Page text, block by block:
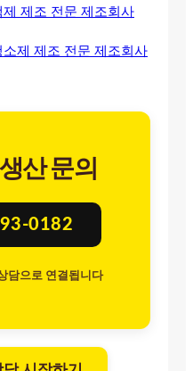
제조 전문 제조회사
제 제조 전문 제조회사
산 문의
0182
담으로 연결됩니다